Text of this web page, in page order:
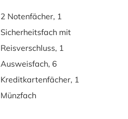
2 Notenfächer, 1
Sicherheitsfach mit
Reisverschluss, 1
Ausweisfach, 6
Kreditkartenfächer, 1
Münzfach